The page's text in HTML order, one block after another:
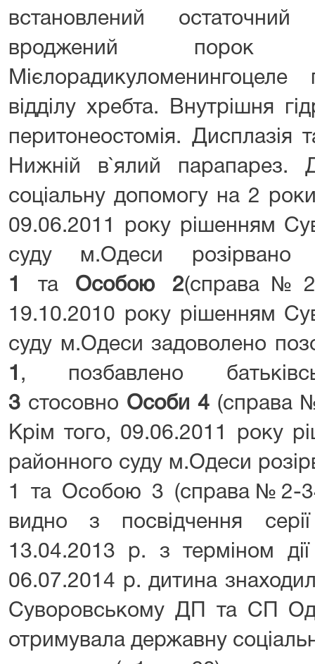
встановлений
вроджений порок
Мієлорадикуломенингоцеле
відділу хребта. Внутрішня
перитонеостомія. Дисплазія
Нижній в`ялий
соціальну допомогу на 2
09.06.2011 року рішенням
суду м.Одеси
1
та Особою 2(справа№2-
19.10.2010 року рішенням
суду м.Одеси задоволено
1 , позбавлено
3 стосовно Особи 4(справа
Крім того, 09.06.2011 року
районного суду м.Одеси
1 та Особою 3 (справа№2-
видно з посвідчення
13.04.2013 р. з терміном
06.07.2014 р. дитина
Суворовському ДП та СП
отримувала державну